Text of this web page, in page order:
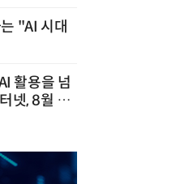
"AI 시대
활용을 넘
넷, 8월 실